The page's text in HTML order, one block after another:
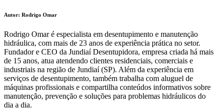
Autor: Rodrigo Omar
Rodrigo Omar é especialista em desentupimento e manutenção
hidráulica, com mais de 23 anos de experiência prática no setor.
Fundador e CEO da Jundiaí Desentupidora, empresa criada há mais
de 15 anos, atua atendendo clientes residenciais, comerciais e
industriais na região de Jundiaí (SP). Além da experiência em
serviços de desentupimento, também trabalha com aluguel de
máquinas profissionais e compartilha conteúdos informativos sobre
manutenção, prevenção e soluções para problemas hidráulicos do
dia a dia.